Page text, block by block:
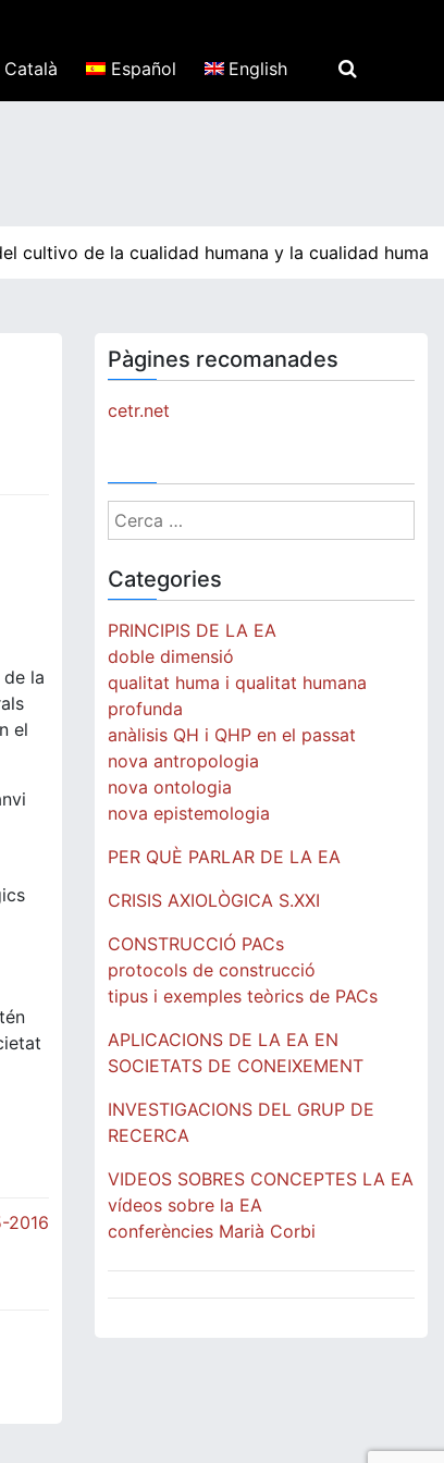
Català Español English
cultivo de la cualidad humana y la cualidad
la
el
2016
Pàgines recomanades
cetr.net
Cerca:
Categories
PRINCIPIS DE LA EA
doble dimensió
qualitat huma i qualitat humana
profunda
anàlisis QH i QHP en el passat
nova antropologia
nova ontologia
nova epistemologia
PER QUÈ PARLAR DE LA EA
CRISIS AXIOLÒGICA S.XXI
CONSTRUCCIÓ PACs
protocols de construcció
tipus i exemples teòrics de PACs
APLICACIONS DE LA EA EN
SOCIETATS DE CONEIXEMENT
INVESTIGACIONS DEL GRUP DE
RECERCA
VIDEOS SOBRES CONCEPTES LA EA
vídeos sobre la EA
conferències Marià Corbi